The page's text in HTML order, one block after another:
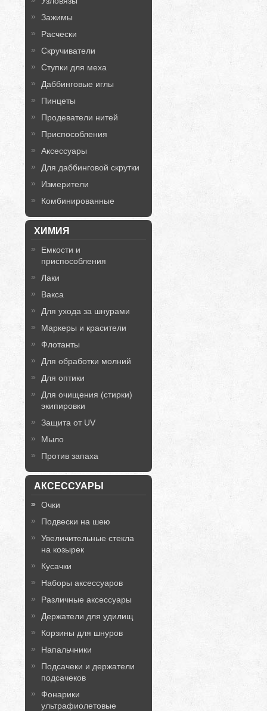
Зажимы
Расчески
Скручиватели
Ступки для меха
Даббинговые иглы
Пинцеты
Продеватели нитей
Приспособления
Аксессуары
Для даббинговой скрутки
Измерители
Комбинированные
ХИМИЯ
Емкости и
приспособления
Лаки
Вакса
Для ухода за шнурами
Маркеры и красители
Флотанты
Для обработки молний
Для оптики
Для очищения (стирки)
экипировки
Защита от UV
Мыло
Против запаха
АКСЕССУАРЫ
Очки
Подвески на шею
Увеличительные стекла
на козырек
Кусачки
Наборы аксессуаров
Различные аксессуары
Держатели для удилищ
Корзины для шнуров
Напальчники
Подсачеки и держатели
подсачеков
Фонарики
ультрафиолетовые